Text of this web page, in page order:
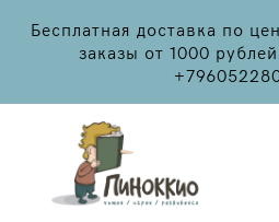
Бесплатная доставка по
заказы от 1000